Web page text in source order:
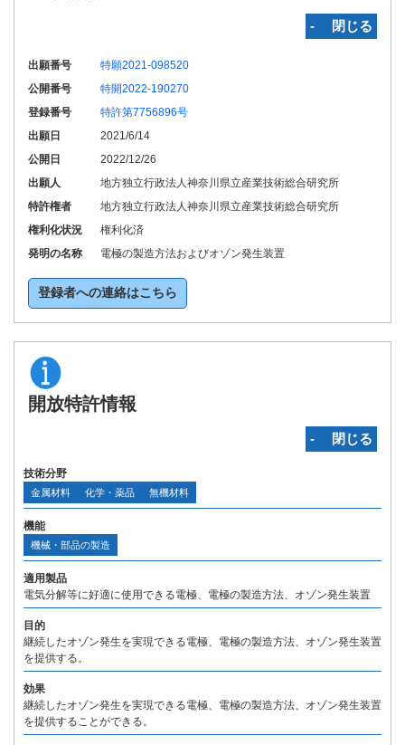
‐ 閉じる
出願番号
特願2021-098520
公開番号
特開2022-190270
登録番号
特許第7756896号
出願日
2021/6/14
公開日
2022/12/26
出願人
地方独立行政法人神奈川県立産業技術総合研究所
特許権者
地方独立行政法人神奈川県立産業技術総合研究所
権利化状況
権利化済
発明の名称
電極の製造方法およびオゾン発生装置
登録者への連絡はこちら
開放特許情報
‐ 閉じる
技術分野
金属材料 化学・薬品 無機材料
機能
機械・部品の製造
適用製品
電気分解等に好適に使用できる電極、電極の製造方法、オゾン発生装置
目的
継続したオゾン発生を実現できる電極、電極の製造方法、オゾン発生装置
を提供する。
効果
継続したオゾン発生を実現できる電極、電極の製造方法、オゾン発生装置
を提供することができる。